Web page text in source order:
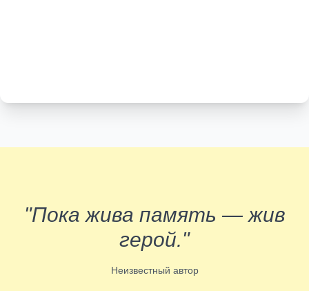
"Пока жива память — жив
герой."
Неизвестный автор